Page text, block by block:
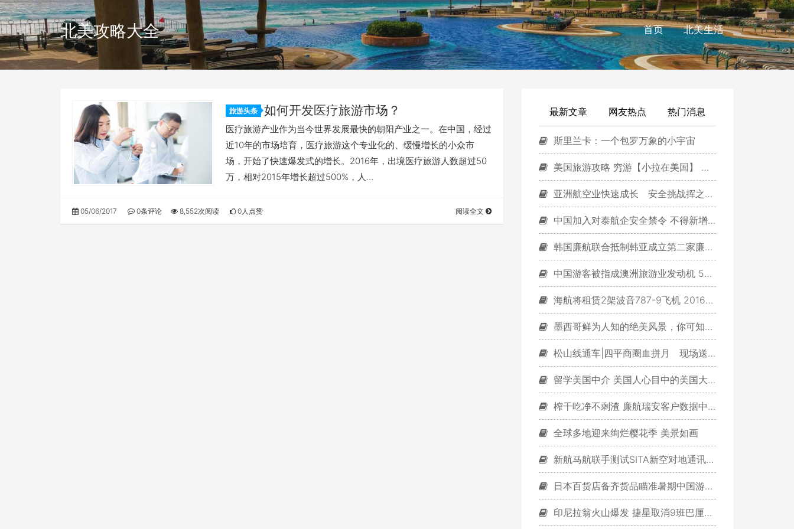
北美攻略大全 首页 北美生活
旅游头条 如何开发医疗旅游市场？
医疗旅游产业作为当今世界发展最快的朝阳产业之一。在中国，经过
近10年的市场培育，医疗旅游这个专业化的、缓慢增长的小众市
场，开始了快速爆发式的增长。2016年，出境医疗旅游人数超过50
万，相对2015年增长超过500%，人…
05/06/2017 0条评论 8,552次阅读 0人点赞 阅读全文
最新文章 网友热点 热门消息
斯里兰卡：一个包罗万象的小宇宙
美国旅游攻略 穷游【小拉在美国】 迷失纽约 穷游全攻略
亚洲航空业快速成长 安全挑战挥之不去
中国加入对泰航企安全禁令 不得新增航班和包机
韩国廉航联合抵制韩亚成立第二家廉航子公司
中国游客被指成澳洲旅游业发动机 5月净增1.4万
海航将租赁2架波音787-9飞机 2016年春交付
墨西哥鲜为人知的绝美风景，你可知道？
松山线通车|四平商圈血拼月 现场送IPHONE6！
留学美国中介 美国人心目中的美国大学排名
榨干吃净不剩渣 廉航瑞安客户数据中挖金矿
全球多地迎来绚烂樱花季 美景如画
新航马航联手测试SITA新空对地通讯系统
日本百货店备齐货品瞄准暑期中国游客 期待获利
印尼拉翁火山爆发 捷星取消9班巴厘岛航班